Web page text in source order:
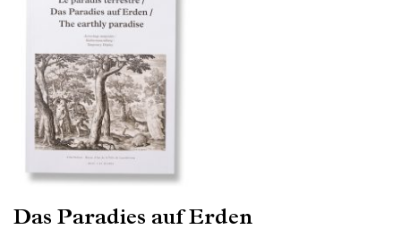
Das Paradies auf Erden